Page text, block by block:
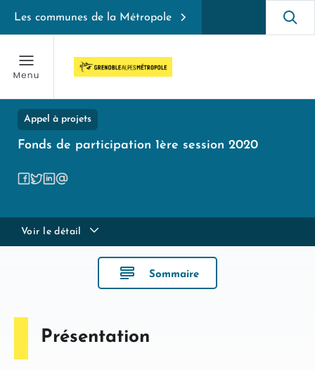
Les communes de la Métropole
Appel à projets
Fonds de participation 1ère session 2020
Voir le détail
Sommaire
Présentation